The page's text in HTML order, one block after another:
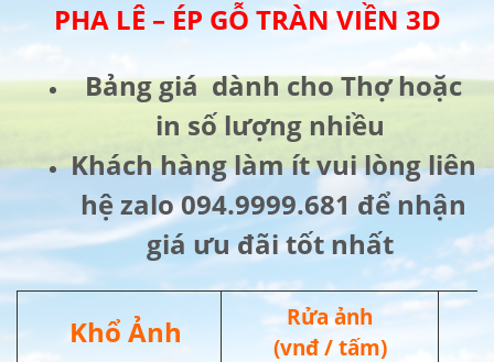
PHA LÊ – ÉP GỖ TRÀN VIỀN 3D
Bảng giá dành cho Thợ hoặc
in số lượng nhiều
Khách hàng làm ít vui lòng liên
hệ zalo 094.9999.681 để nhận
giá ưu đãi tốt nhất
Khổ Ảnh
Rửa ảnh
(vnđ / tấm)